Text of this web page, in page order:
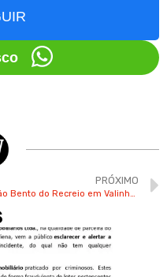
PRÓXIMO
São Bento do Recreio em Valinhos vai ganhar base do SAMV